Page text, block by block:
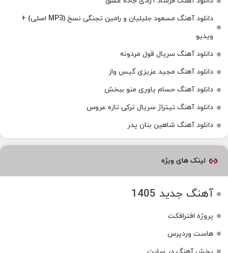
دانلود آهنگ مسعود جلیلیان و رامین تجنگی نسخ (MP3 اصلی) +
ویدیو
دانلود آهنگ سریال قول مردونه
دانلود آهنگ مجید عزیزی گیس واز
دانلود آهنگ حسام یاوری منو ببخش
دانلود آهنگ تیتراژ سریال ترکی تازه عروس
دانلود آهنگ شاهین بنان پدر
لینک های ویژه
آهنگ جدید 1405
پروژه افترافکت
هاست وردپرس